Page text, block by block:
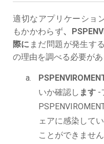
適切なアプリケーショ
もかかわらず、
際に まだ問題が発生す
の理由を調べる必要があ
いか確認し ます -
ェアに感染して
ことができませ